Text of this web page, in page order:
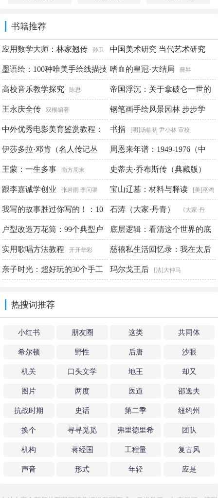
书籍推荐
应用数学大师：林家翘传 孙卫
涛 刘俊丽
中国美术研究 当代艺术研究
（第 40 辑） 山东大学艺术学院 华
东师范大学艺术研究所 编
墨语绘：100种唯美手绘线描技
法 赵莹_风熏手绘馆
嗜血的皇冠·大结局 曹昇
高校音乐教学探究 陈思 帝国浮沉：关于拿破仑一世的
私人回忆（1802～1815）（全2
册） [法]克劳德·梅尼瓦尔
王永庆全传 双根编著 钢笔画手绘风景园林 步步学
丁方
中外优秀电影美育鉴赏教程：
1930-2022 薛晋文
书指 [明]汤临初 尹小林 审校
伊莎多拉·邓肯（名人传记丛
书） 皮波人物国际名人研究中心
周恩来年谱：1949-1976（中
卷） 中共中央文献研究室
王蒙：一生多事 南方周末 史蒂夫·乔布斯传（典藏版）
沃尔特·艾萨克森
跟李嘉诚学创业 张岩雨 李问渠 宝山辽墓：材料与释读 [美]巫鸿
李清泉 著
我写的故事胜过你写的！：10
种方法让你的剧本更强大 杰弗
里·艾伦·谢克特
石涛（大家·丹青） 《大家·丹
青》编委会
户型改造万花筒：99个典型户
型的改造设计图解 黄溜 歆静 等编
著
底层逻辑：看清这个世界的底
牌 刘润
实用歌唱方法教程 开开华彩 慈禧私生活回忆录：我在太后
身边的两年 裕德龄
亲子时光：超好玩的30个手工 玛尔戈王后 [法]大仲马
热搜词推荐
小红书 朋友圈 这类 共同体
希尔顿 野性 后唐 沙眼
机关 口头文学 地王 却又
图片 两度 医道 邵逸夫
抗战时期 史话 第二季 纽约州
换个 寻寻觅觅 弗里德里希 团队
机构 蒋经国 工程量 复古风
声音 形式 年轻 应是